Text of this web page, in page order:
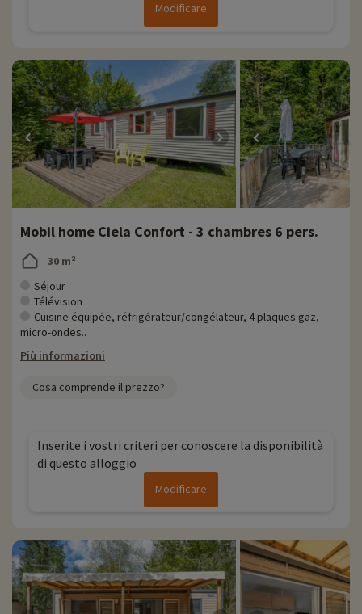
Modificare
Mobil home Ciela Confort - 3 chambres 6 pers.
30 m²
Séjour
Télévision
Cuisine équipée, réfrigérateur/congélateur, 4 plaques gaz,
micro-ondes..
Più informazioni
Cosa comprende il prezzo?
Inserite i vostri criteri per conoscere la disponibilità
di questo alloggio
Modificare